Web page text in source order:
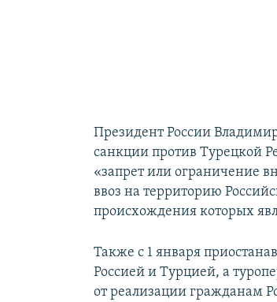
Президент России
санкции против Турецкой
«запрет или ограничение
ввоз на территорию
происхождения которых
Также с 1 января
Россией и Турцией, а
от реализации гражданам